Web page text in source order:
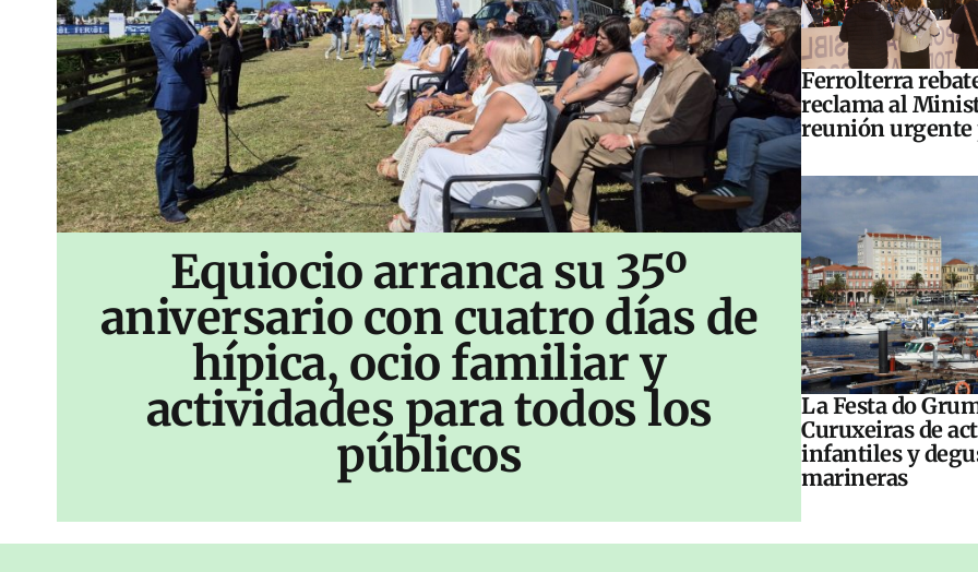
Equiocio arranca su 35º
aniversario con cuatro días de
hípica, ocio familiar y
actividades para todos los
públicos
Ferrolterra
reclama al
reunión urgente
La Festa do
Curuxeiras de
infantiles y
marineras